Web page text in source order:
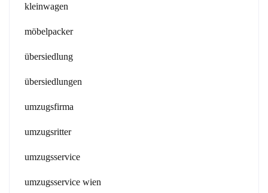
kleinwagen
möbelpacker
übersiedlung
übersiedlungen
umzugsfirma
umzugsritter
umzugsservice
umzugsservice wien